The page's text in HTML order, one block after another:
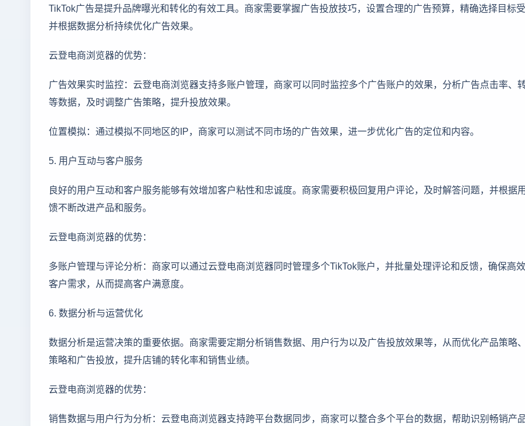
TikTok广告是提升品牌曝光和转化的有效工具。商家需要掌握广告投放技巧，设置合理的广告预算，精确选择目标受
并根据数据分析持续优化广告效果。
云登电商浏览器的优势：
广告效果实时监控：云登电商浏览器支持多账户管理，商家可以同时监控多个广告账户的效果，分析广告点击率、
等数据，及时调整广告策略，提升投放效果。
位置模拟：通过模拟不同地区的IP，商家可以测试不同市场的广告效果，进一步优化广告的定位和内容。
5. 用户互动与客户服务
良好的用户互动和客户服务能够有效增加客户粘性和忠诚度。商家需要积极回复用户评论，及时解答问题，并根据
馈不断改进产品和服务。
云登电商浏览器的优势：
多账户管理与评论分析：商家可以通过云登电商浏览器同时管理多个TikTok账户，并批量处理评论和反馈，确保高
客户需求，从而提高客户满意度。
6. 数据分析与运营优化
数据分析是运营决策的重要依据。商家需要定期分析销售数据、用户行为以及广告投放效果等，从而优化产品策略
策略和广告投放，提升店铺的转化率和销售业绩。
云登电商浏览器的优势：
销售数据与用户行为分析：云登电商浏览器支持跨平台数据同步，商家可以整合多个平台的数据，帮助识别畅销产